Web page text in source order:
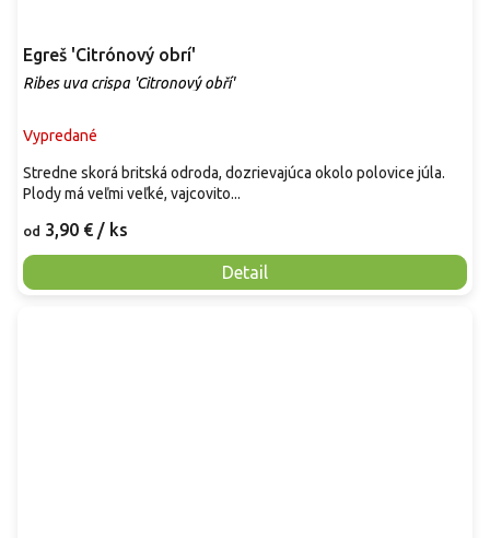
Egreš 'Citrónový obrí'
Ribes uva crispa 'Citronový obří'
Vypredané
od 3,90 € / ks
Detail
Stredne skorá britská odroda, dozrievajúca okolo polovice júla.
Plody má veľmi veľké, vajcovito...